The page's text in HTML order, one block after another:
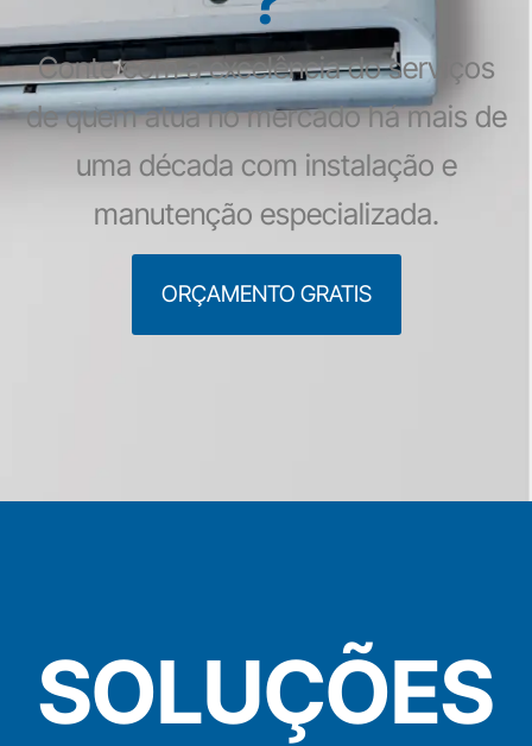
Conte com a excelência do serviços
de quem atua no mercado há mais de
uma década com instalação e
manutenção especializada.
ORÇAMENTO GRATIS
SOLUÇÕES